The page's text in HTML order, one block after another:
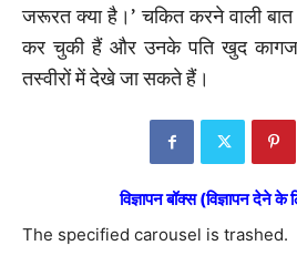
जरूरत क्या है।’ चकित करने वाली
कर चुकी हैं और उनके पति खुद
तस्वीरों में देखे जा सकते हैं।
विज्ञापन बॉक्स (विज्ञापन देने
The specified carousel is trashed.